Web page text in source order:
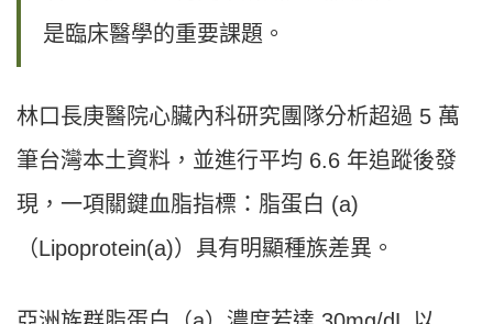
是臨床醫學的重要課題。
林口長庚醫院心臟內科研究團隊分析超過 5 萬
筆台灣本土資料，並進行平均 6.6 年追蹤後發
現，一項關鍵血脂指標：脂蛋白 (a)
（Lipoprotein(a)）具有明顯種族差異。